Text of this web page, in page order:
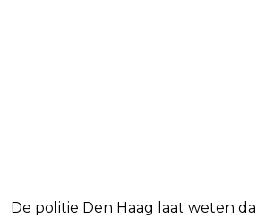
De politie Den Haag laat weten